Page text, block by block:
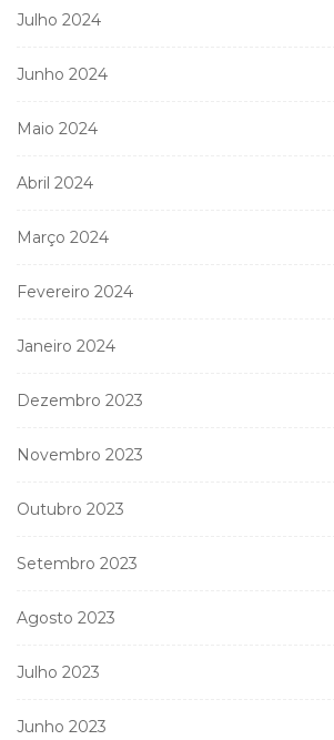
Julho 2024
Junho 2024
Maio 2024
Abril 2024
Março 2024
Fevereiro 2024
Janeiro 2024
Dezembro 2023
Novembro 2023
Outubro 2023
Setembro 2023
Agosto 2023
Julho 2023
Junho 2023